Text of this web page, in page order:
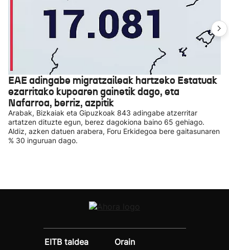
EAE adingabe migratzaileak hartzeko Estatuak
ezarritako kupoaren gainetik dago, eta
Nafarroa, berriz, azpitik
Arabak, Bizkaiak eta Gipuzkoak 843 adingabe atzerritar
artatzen dituzte egun, berez dagokiona baino 65 gehiago.
Aldiz, azken datuen arabera, Foru Erkidegoa bere gaitasunaren
% 30 inguruan dago.
EITB taldea
Orain